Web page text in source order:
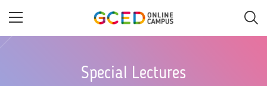
Special Lectures